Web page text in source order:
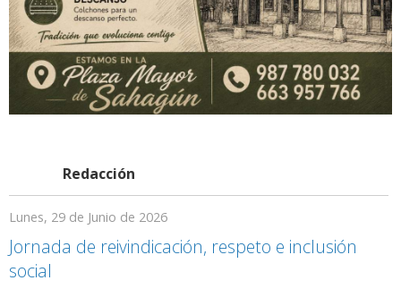
Redacción
Lunes, 29 de Junio de 2026
Jornada de reivindicación, respeto e inclusión
social